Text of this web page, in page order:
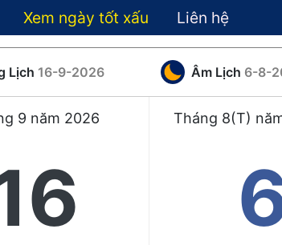
Xem ngày tốt xấu Liên hệ
Lịch 16-9-2026 Âm Lịch 6-8-
9 năm 2026 Tháng 8(T)